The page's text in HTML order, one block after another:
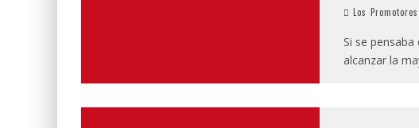
Los Promotores
Si se
alcanzar la